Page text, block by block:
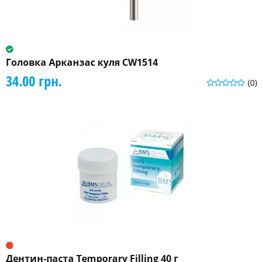
Головка Арканзас куля CW1514
(0)
34.00 грн.
Дентин-паста Temporary Filling 40 г